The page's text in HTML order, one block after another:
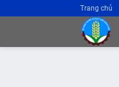
Trang chủ